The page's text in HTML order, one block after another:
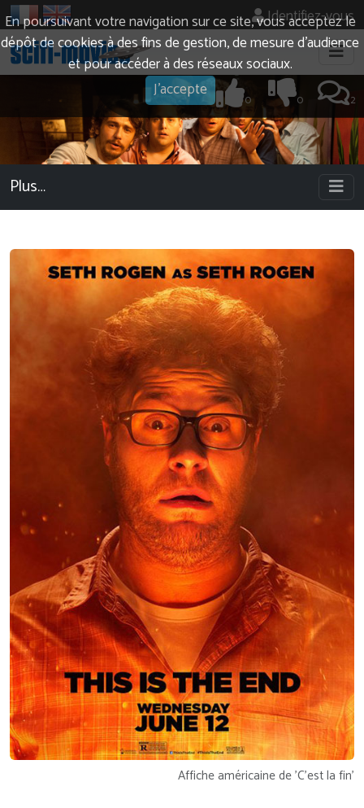
En poursuivant votre navigation sur ce site, vous acceptez le
dépôt de cookies à des fins de gestion, de mesure d’audience
et pour accéder à des réseaux sociaux.
J'accepte
Identifiez-vous
2
0
0
Plus…
Affiche américaine de 'C'est la fin'